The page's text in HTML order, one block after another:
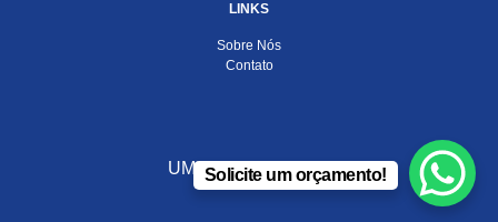
LINKS
Sobre Nós
Contato
UMA EMPRESA DO
Solicite um orçamento!